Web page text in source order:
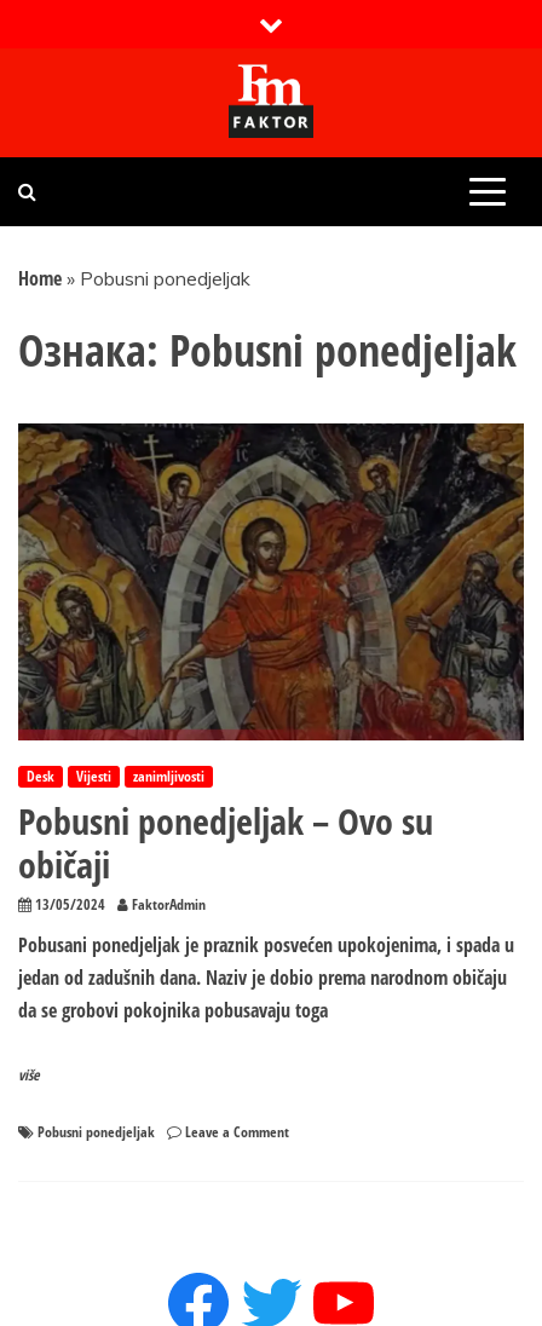
Faktor magazin
Uvijek presudan
Home » Pobusni ponedjeljak
Ознака: Pobusni ponedjeljak
Desk Vijesti zanimljivosti
Pobusni ponedjeljak – Ovo su
običaji
13/05/2024 FaktorAdmin
Pobusani ponedjeljak je praznik posvećen upokojenima, i spada u
jedan od zadušnih dana. Naziv je dobio prema narodnom običaju
da se grobovi pokojnika pobusavaju toga
više
Pobusni ponedjeljak Leave a Commenton
običaji
Facebook
TwitterYouTube